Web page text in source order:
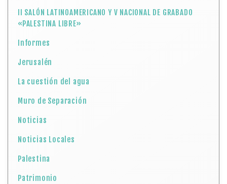
II SALÓN LATINOAMERICANO Y V NACIONAL DE GRABADO
«PALESTINA LIBRE»
Informes
Jerusalén
La cuestión del agua
Muro de Separación
Noticias
Noticias Locales
Palestina
Patrimonio